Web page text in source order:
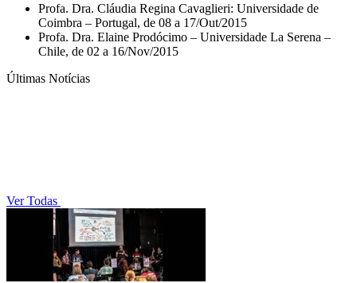
Profa. Dra. Cláudia Regina Cavaglieri: Universidade de
Coimbra – Portugal, de 08 a 17/Out/2015
Profa. Dra. Elaine Prodócimo – Universidade La Serena –
Chile, de 02 a 16/Nov/2015
Últimas Notícias
Ver Todas